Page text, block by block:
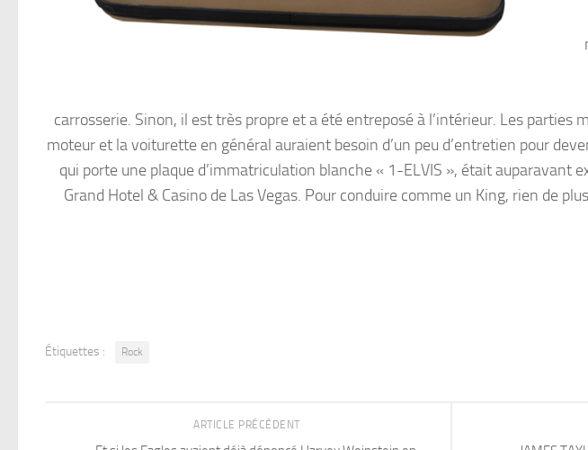
carrosserie. Sinon, il est très propre et a été entreposé à l’intérieur. Les parties
moteur et la voiturette en général auraient besoin d’un peu d’entretien pour
qui porte une plaque d’immatriculation blanche « 1-ELVIS », était auparavant
Grand Hotel & Casino de Las Vegas. Pour conduire comme un King, rien de
Étiquettes : Rock
ARTICLE PRÉCÉDENT